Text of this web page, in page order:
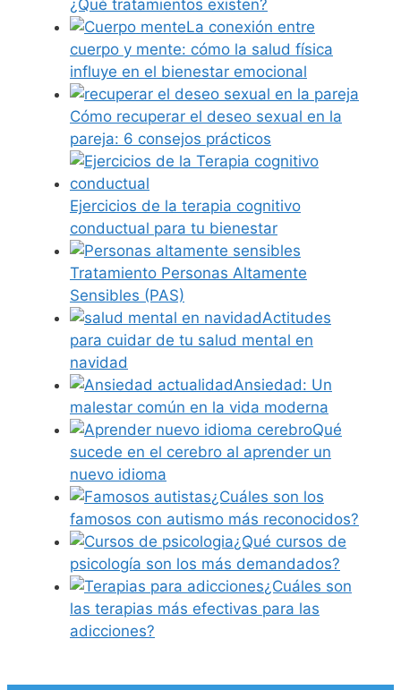
¿Qué tratamientos existen?
La conexión entre
cuerpo y mente: cómo la salud física
influye en el bienestar emocional
Cómo recuperar el deseo sexual en la
pareja: 6 consejos prácticos
Ejercicios de la terapia cognitivo
conductual para tu bienestar
Tratamiento Personas Altamente
Sensibles (PAS)
Actitudes
para cuidar de tu salud mental en
navidad
Ansiedad: Un
malestar común en la vida moderna
Qué
sucede en el cerebro al aprender un
nuevo idioma
¿Cuáles son los
famosos con autismo más reconocidos?
¿Qué cursos de
psicología son los más demandados?
¿Cuáles son
las terapias más efectivas para las
adicciones?